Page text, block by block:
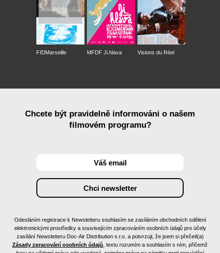
FIDMarseille MFDF Ji.hlava Visions du Réel
Chcete být pravidelně informováni o našem
filmovém programu?
Odesláním registrace k Newsletteru souhlasím se zasíláním obchodních sdělení
elektronickými prostředky a souvisejícím zpracováním osobních údajů pro účely
zasílání Newsletteru Doc-Air Distribution s.r.o. a potvrzuji, že jsem si přečetl(a)
Zásady zpracování osobních údajů , textu rozumím a souhlasím s ním, přičemž